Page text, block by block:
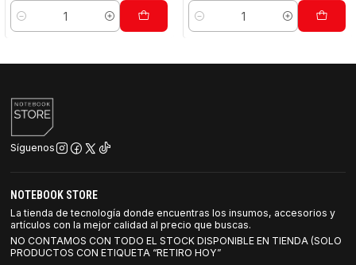
Cantidad Cantidad
Síguenos
NOTEBOOK STORE
La tienda de tecnología donde encuentras los insumos, accesorios y
artículos con la mejor calidad al precio que buscas.
NO CONTAMOS CON TODO EL STOCK DISPONIBLE EN TIENDA (SOLO
PRODUCTOS CON ETIQUETA “RETIRO HOY”